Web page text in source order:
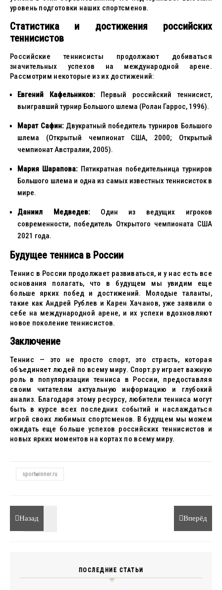
уровень подготовки наших спортсменов.
Статистика и достижения российских
теннисистов
Российские теннисисты продолжают добиваться
значительных успехов на международной арене.
Рассмотрим некоторые из их достижений:
Евгений Кафельников:Первый российский теннисист,
выигравший турнир Большого шлема (Ролан Гаррос, 1996).
Марат Сафин:Двукратный победитель турниров Большого
шлема (Открытый чемпионат США, 2000; Открытый
чемпионат Австралии, 2005).
Мария Шарапова:Пятикратная победительница турниров
Большого шлема и одна из самых известных теннисисток в
мире.
Даниил Медведев:Один из ведущих игроков
современности, победитель Открытого чемпионата США
2021 года.
Будущее тенниса в России
Теннис в России продолжает развиваться, и у нас есть все
основания полагать, что в будущем мы увидим еще
больше ярких побед и достижений. Молодые таланты,
такие как Андрей Рублев и Карен Хачанов, уже заявили о
себе на международной арене, и их успехи вдохновляют
новое поколение теннисистов.
Заключение
Теннис — это не просто спорт, это страсть, которая
объединяет людей по всему миру. Спорт.ру играет важную
роль в популяризации тенниса в России, предоставляя
своим читателям актуальную информацию и глубокий
анализ. Благодаря этому ресурсу, любители тенниса могут
быть в курсе всех последних событий и наслаждаться
игрой своих любимых спортсменов. В будущем мы можем
ожидать еще больше успехов российских теннисистов и
новых ярких моментов на кортах по всему миру.
sportwinner.ru
Назад Вперёд
ПОСЛЕДНИЕ СТАТЬИ